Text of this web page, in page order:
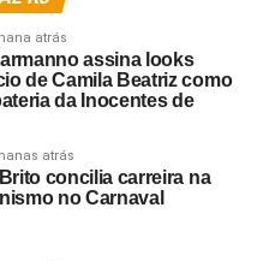
atrás
assina looks
de Camila Beatriz como
da Inocentes de
atrás
concilia carreira na
no Carnaval